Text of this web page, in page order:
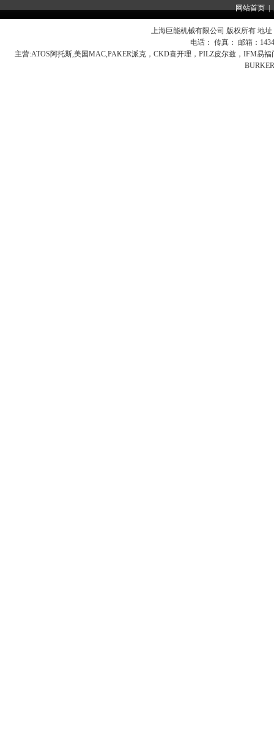
网站首页|
上海巨能机械有限公司 版权所有 地
电话： 传真： 邮箱：
主营:ATOS阿托斯,美国MAC,PAKER派克，CKD喜开理，PILZ皮尔兹，IFM易